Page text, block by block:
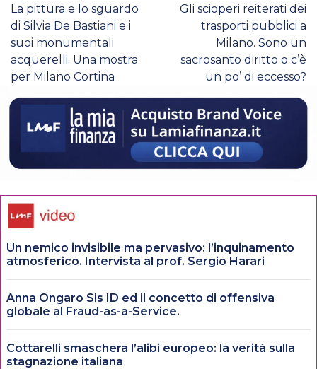
La pittura e lo sguardo
di Silvia De Bastiani e i
suoi monumentali
acquerelli. Una mostra
per Milano Cortina
Gli scioperi reiterati dei
trasporti pubblici a
Milano. Sono un
sacrosanto diritto o c’è
un po’ di eccesso?
Un nemico invisibile ma pervasivo: l’inquinamento
atmosferico. Intervista al prof. Sergio Harari
Anna Ongaro Sis ID ed il concetto di offensiva
globale al Fraud-as-a-Service.
Cottarelli smaschera l’alibi europeo: la verità sulla
stagnazione italiana